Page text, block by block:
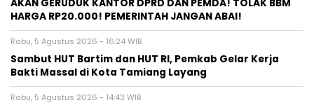
AKAN GERUDUK KANTOR DPRD DAN PEMDA! TOLAK BBM
HARGA RP20.000! PEMERINTAH JANGAN ABAI!
Rabu, 5 Agustus 2026 - 16:24 WIB
Sambut HUT Bartim dan HUT RI, Pemkab Gelar Kerja
Bakti Massal di Kota Tamiang Layang
Rabu, 5 Agustus 2026 - 14:43 WIB